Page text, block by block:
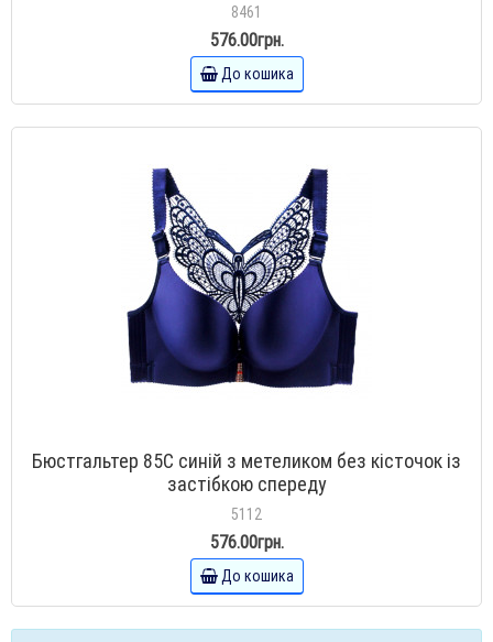
8461
576.00грн.
До кошика
Бюстгальтер 85C синій з метеликом без кісточок із
застібкою спереду
5112
576.00грн.
До кошика